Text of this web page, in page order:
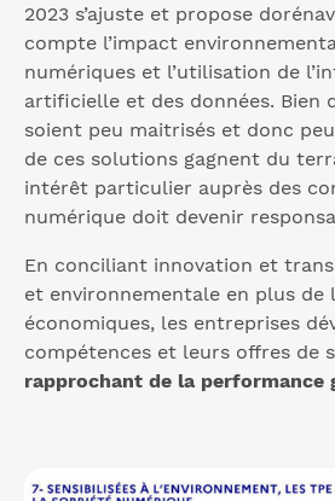
2023 s’ajuste et propose
compte l’impact
numériques et l’utilisation de
artificielle et des données. Bien
soient peu maitrisés et donc
de ces solutions gagnent du
intérêt particulier auprès des
numérique doit devenir
En conciliant innovation et
et environnementale en plus de
économiques, les entreprises
compétences et leurs offres de
rapprochant de la performance